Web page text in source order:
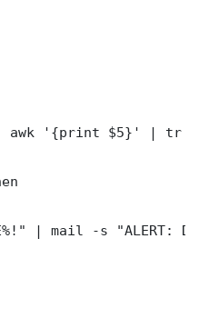
| awk '{print $5}' | tr
| mail -s "ALERT: